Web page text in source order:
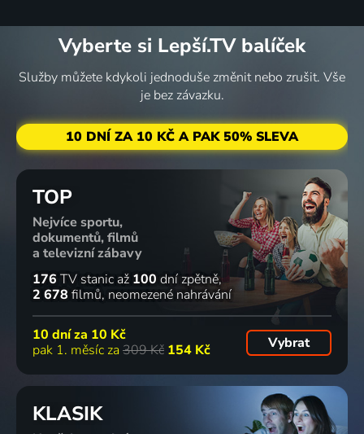
Vyberte si Lepší.TV balíček
Služby můžete kdykoli jednoduše změnit nebo zrušit. Vše
je bez závazku.
10 DNÍ ZA 10 KČ A PAK 50% SLEVA
TOP
Nejvíce sportu,
dokumentů, filmů
a televizní zábavy
176 TV stanic až 100 dní zpětně
2 678 filmů neomezené nahrávání
10 dní za 10 Kč
pak 1. měsíc za 309 Kč 154 Kč Vybrat
KLASIK